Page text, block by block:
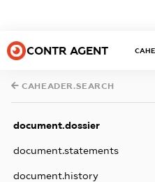
CONTR AGENT
CAHEADER.SEARCH
document.dossier
document.statements
document.history